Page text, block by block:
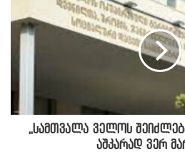
,,სამთვალა ველოს
აშკარად ვერ